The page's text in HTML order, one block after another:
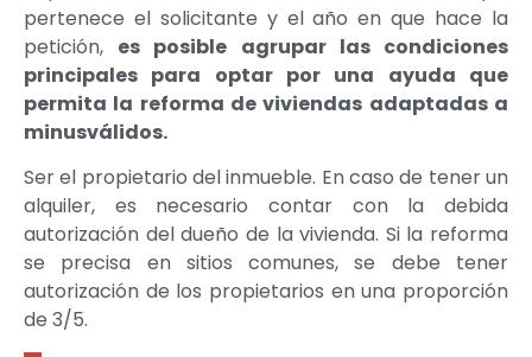
pertenece el solicitante y el año en que hace la
petición, es posible agrupar las condiciones
principales para optar por una ayuda que
permita la reforma de viviendas adaptadas a
minusválidos.
Ser el propietario del inmueble. En caso de tener un
alquiler, es necesario contar con la debida
autorización del dueño de la vivienda. Si la reforma
se precisa en sitios comunes, se debe tener
autorización de los propietarios en una proporción
de 3/5.